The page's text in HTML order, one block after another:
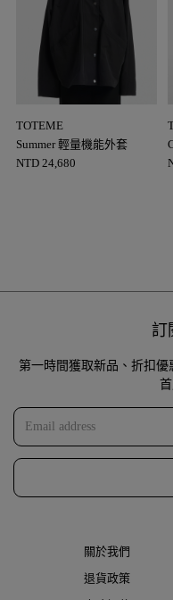
TOTEME
Summer 輕量機能外套
NTD 24,680
訂
第一時間獲取新品、折扣
關於我們
退貨政策